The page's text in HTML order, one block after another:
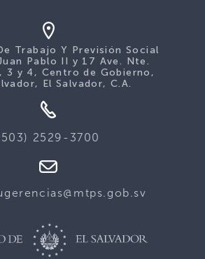
Trabajo Y Previsión Social
Pablo II y 17 Ave. Nte.
3 y 4, Centro de Gobierno,
El Salvador, C.A.
2529-3700